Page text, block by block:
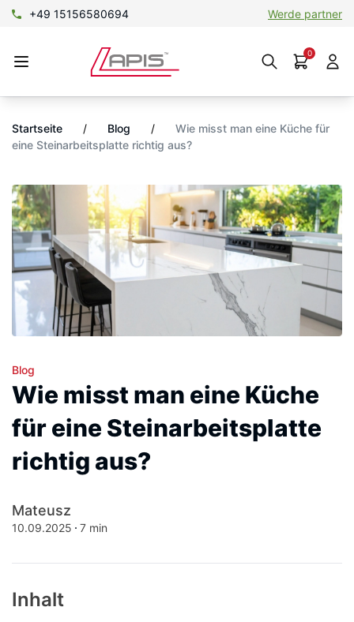
+49 15156580694 Werde partner
0
Startseite / Blog /
Wie misst man eine Küche für
eine Steinarbeitsplatte richtig aus?
Blog
Wie misst man eine Küche
für eine Steinarbeitsplatte
richtig aus?
Mateusz
10.09.2025 7 min
Inhalt